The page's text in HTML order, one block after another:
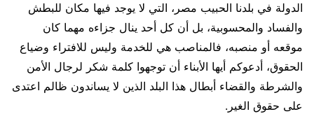
الدولة في بلدنا الحبيب مصر، التي لا يوجد فيها مكان للبطش
والفساد والمحسوبية، بل أن كل أحد ينال جزاءه مهما كان
موقعه أو منصبه، فالمناصب هي للخدمة وليس للافتراء وضياع
الحقوق، أدعوكم أيها الأبناء أن توجهوا كلمة شكر لرجال الأمن
والشرطة والقضاء أبطال هذا البلد الذين لا يساندون ظالم اعتدى
على حقوق الغير.